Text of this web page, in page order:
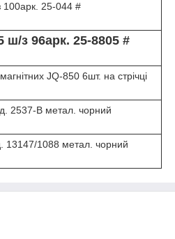
100арк. 25-044 #
ш/з 96арк. 25-8805 #
JQ-850 6шт. на стрічці
2537-B метал. чорний
13147/1088 метал. чорний